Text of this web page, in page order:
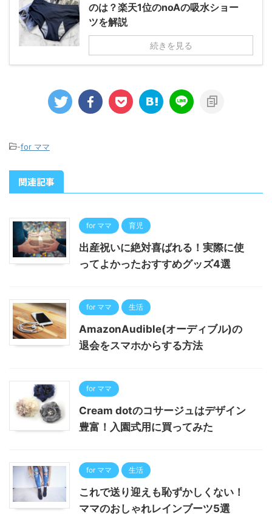
のは？楽天1位のnoAの吸水ショー
ツを解説
続きを見る
-for ママ
関連記事
for ママ 育児
出産祝いに絶対喜ばれる！実際に使
ってよかったおすすめグッズ4選
for ママ 生活
AmazonAudible(オーディブル)の
退会をスマホからする方法
for ママ
Cream dotのコサージュはデザイン
豊富！入園式用に買ってみた
for ママ 生活
これで送り迎えも恥ずかしくない！
ママのおしゃれレインブーツ5選